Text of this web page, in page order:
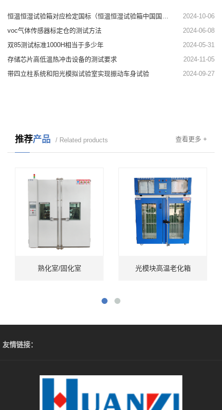
2024-10-06
voc气体传感器标定仓的测试方法
2024-06-08
双85测试标准1000H相当于多少年
2024-05-31
存储芯片高低温热冲击设备的测试要求
2024-11-05
带四立柱系统和阳光模拟试验室实现振动车身试验
2024-09-27
推荐产品 / Related products 查看更多 +
熟化室/固化室 光模块高温老化箱
友情链接：